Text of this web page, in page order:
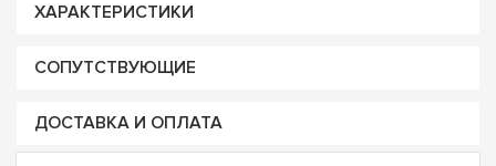
ХАРАКТЕРИСТИКИ
СОПУТСТВУЮЩИЕ
ДОСТАВКА И ОПЛАТА